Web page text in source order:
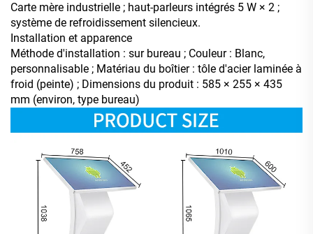
Carte mère industrielle ; haut-parleurs intégrés 5 W × 2 ;
système de refroidissement silencieux.
Installation et apparence
Méthode d'installation : sur bureau ; Couleur : Blanc,
personnalisable ; Matériau du boîtier : tôle d'acier laminée à
froid (peinte) ; Dimensions du produit : 585 × 255 × 435
mm (environ, type bureau)